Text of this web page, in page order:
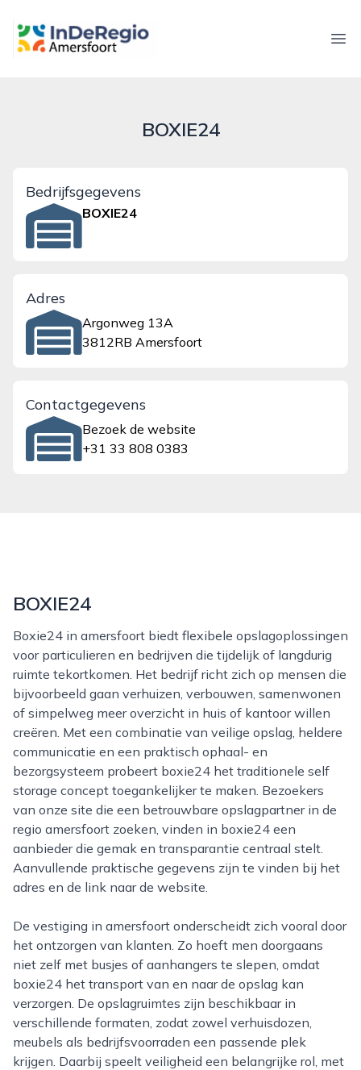
inderegioamersfoort.nl
BOXIE24
Bedrijfsgegevens
BOXIE24
Adres
Argonweg 13A
3812RB Amersfoort
Contactgegevens
Bezoek de website
+31 33 808 0383
BOXIE24
Boxie24 in amersfoort biedt flexibele opslagoplossingen
voor particulieren en bedrijven die tijdelijk of langdurig
ruimte tekortkomen. Het bedrijf richt zich op mensen die
bijvoorbeeld gaan verhuizen, verbouwen, samenwonen
of simpelweg meer overzicht in huis of kantoor willen
creëren. Met een combinatie van veilige opslag, heldere
communicatie en een praktisch ophaal- en
bezorgsysteem probeert boxie24 het traditionele self
storage concept toegankelijker te maken. Bezoekers
van onze site die een betrouwbare opslagpartner in de
regio amersfoort zoeken, vinden in boxie24 een
aanbieder die gemak en transparantie centraal stelt.
Aanvullende praktische gegevens zijn te vinden bij het
adres en de link naar de website.
De vestiging in amersfoort onderscheidt zich vooral door
het ontzorgen van klanten. Zo hoeft men doorgaans
niet zelf met busjes of aanhangers te slepen, omdat
boxie24 het transport van en naar de opslag kan
verzorgen. De opslagruimtes zijn beschikbaar in
verschillende formaten, zodat zowel verhuisdozen,
meubels als bedrijfsvoorraden een passende plek
krijgen. Daarbij speelt veiligheid een belangrijke rol, met